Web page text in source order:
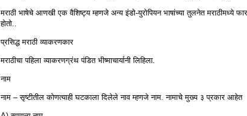
मराठी भाषेचे आणखी एक वैशिष्ट्य म्हणजे अन्य इंडो-युरोपियन भाषांच्या तुलनेत मराठीमध्ये
होतो..
प्रसिद्ध मराठी व्याकरणकार
मराठीचा पहिला व्याकरणग्रंथ पंडित भीष्माचार्यानी लिहिला.
नाम
नाम – सृष्टीतील कोणत्याही घटकाला दिलेले नाव म्हणजे नाम. नामाचे मुख्य ३ प्रकार आहेत